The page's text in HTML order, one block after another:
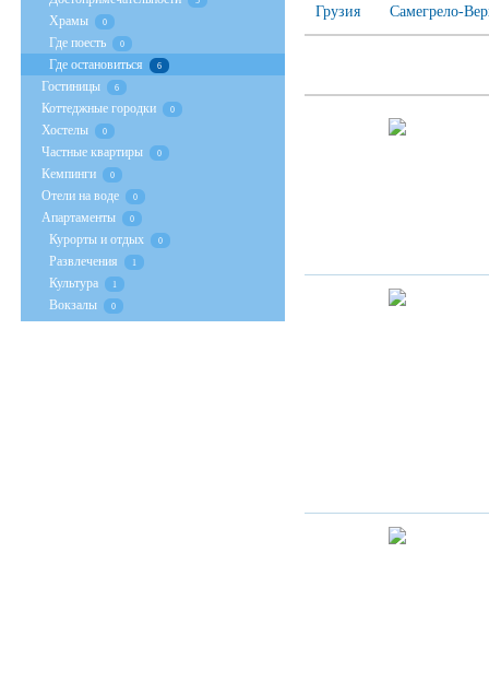
Грузия Самегрело-
Храмы 0
Где поесть 0
Где остановиться 6
Гостиницы 6
Коттеджные городки 0
Хостелы 0
Частные квартиры 0
Кемпинги 0
Отели на воде 0
Апартаменты 0
Курорты и отдых 0
Развлечения 1
Культура 1
Вокзалы 0